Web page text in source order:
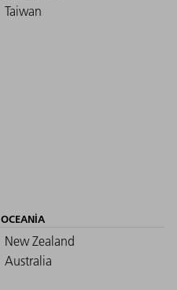
Taiwan
OCEANIA
New Zealand
Australia